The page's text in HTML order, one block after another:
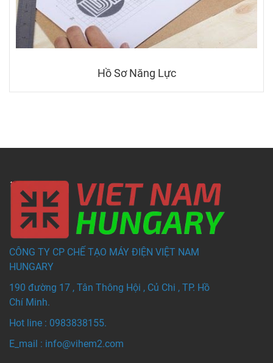
Hồ Sơ Năng Lực
CÔNG TY CP CHẾ TẠO MÁY ĐIỆN VIỆT NAM
HUNGARY
190 đường 17 , Tân Thông Hội , Củ Chi , TP. Hồ
Chí Minh.
Hot line : 0983838155.
E_mail : info@vihem2.com